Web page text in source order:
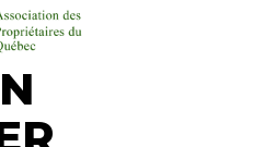
principal